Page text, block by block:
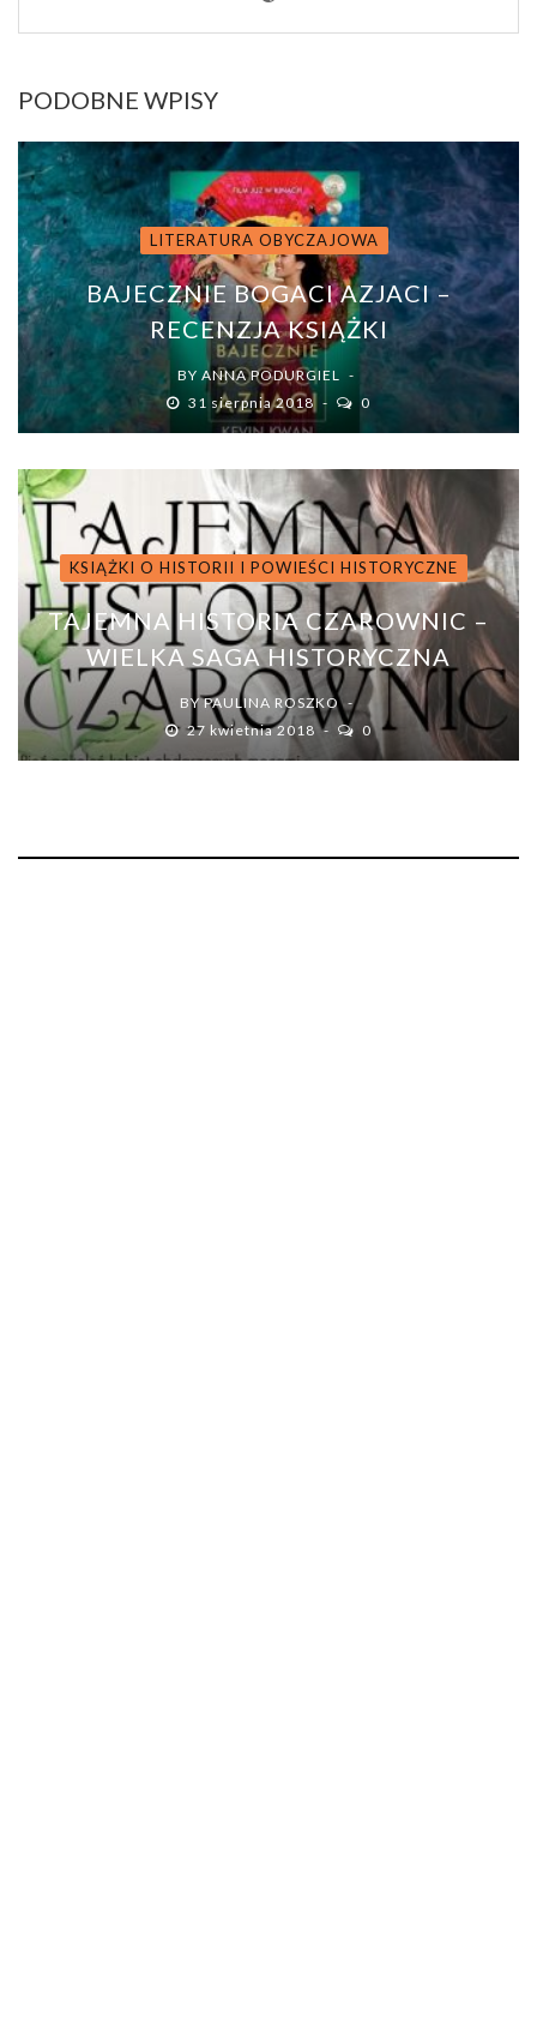
PODOBNE WPISY
LITERATURA OBYCZAJOWA
BAJECZNIE BOGACI AZJACI –
RECENZJA KSIĄŻKI
BY ANNA PODURGIEL
31 sierpnia 2018
0
KSIĄŻKI O HISTORII I POWIEŚCI HISTORYCZNE
TAJEMNA HISTORIA CZAROWNIC –
WIELKA SAGA HISTORYCZNA
BYPAULINA ROSZKO
27 kwietnia 2018
0